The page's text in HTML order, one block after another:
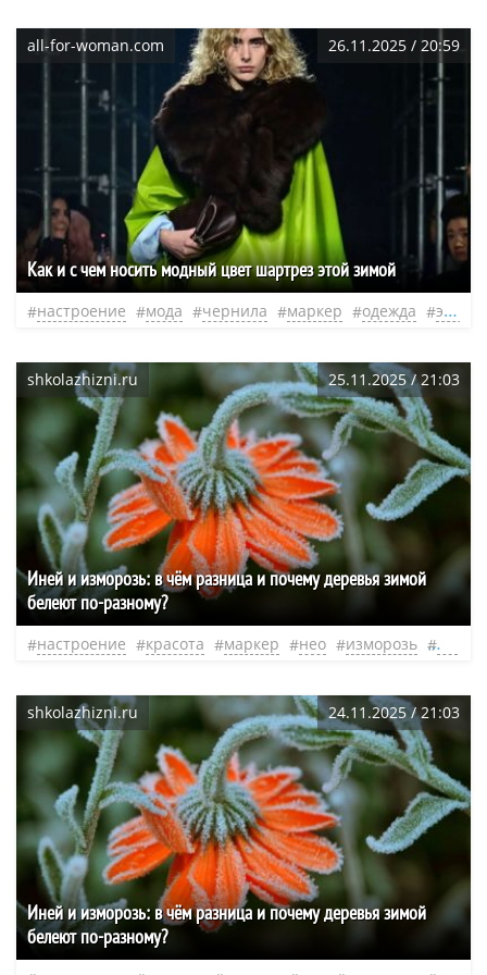
all-for-woman.com 26.11.2025 / 20:59
Как и с чем носить модный цвет шартрез этой зимой
настроение мода чернила маркер одежда эксперт
shkolazhizni.ru 25.11.2025 / 21:03
Иней и изморозь: в чём разница и почему деревья зимой
белеют по-разному?
настроение красота маркер нео изморозь иней
shkolazhizni.ru 24.11.2025 / 21:03
Иней и изморозь: в чём разница и почему деревья зимой
белеют по-разному?